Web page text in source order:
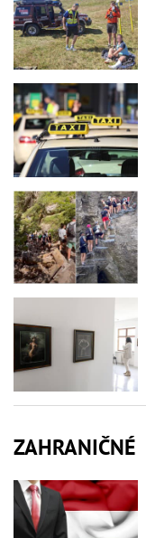
ZAHRANIČNÉ